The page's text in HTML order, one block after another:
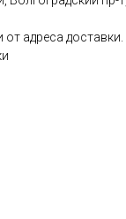
адреса доставки.